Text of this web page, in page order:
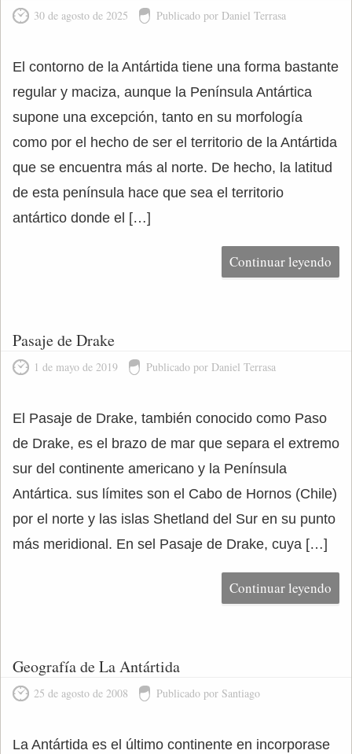
30 de agosto de 2025 Publicado por Daniel Terrasa
El contorno de la Antártida tiene una forma bastante
regular y maciza, aunque la Península Antártica
supone una excepción, tanto en su morfología
como por el hecho de ser el territorio de la Antártida
que se encuentra más al norte. De hecho, la latitud
de esta península hace que sea el territorio
antártico donde el […]
Continuar leyendo
Pasaje de Drake
1 de mayo de 2019 Publicado por Daniel Terrasa
El Pasaje de Drake, también conocido como Paso
de Drake, es el brazo de mar que separa el extremo
sur del continente americano y la Península
Antártica. sus límites son el Cabo de Hornos (Chile)
por el norte y las islas Shetland del Sur en su punto
más meridional. En sel Pasaje de Drake, cuya […]
Continuar leyendo
Geografía de La Antártida
25 de agosto de 2008 Publicado por Santiago
La Antártida es el último continente en incorporase